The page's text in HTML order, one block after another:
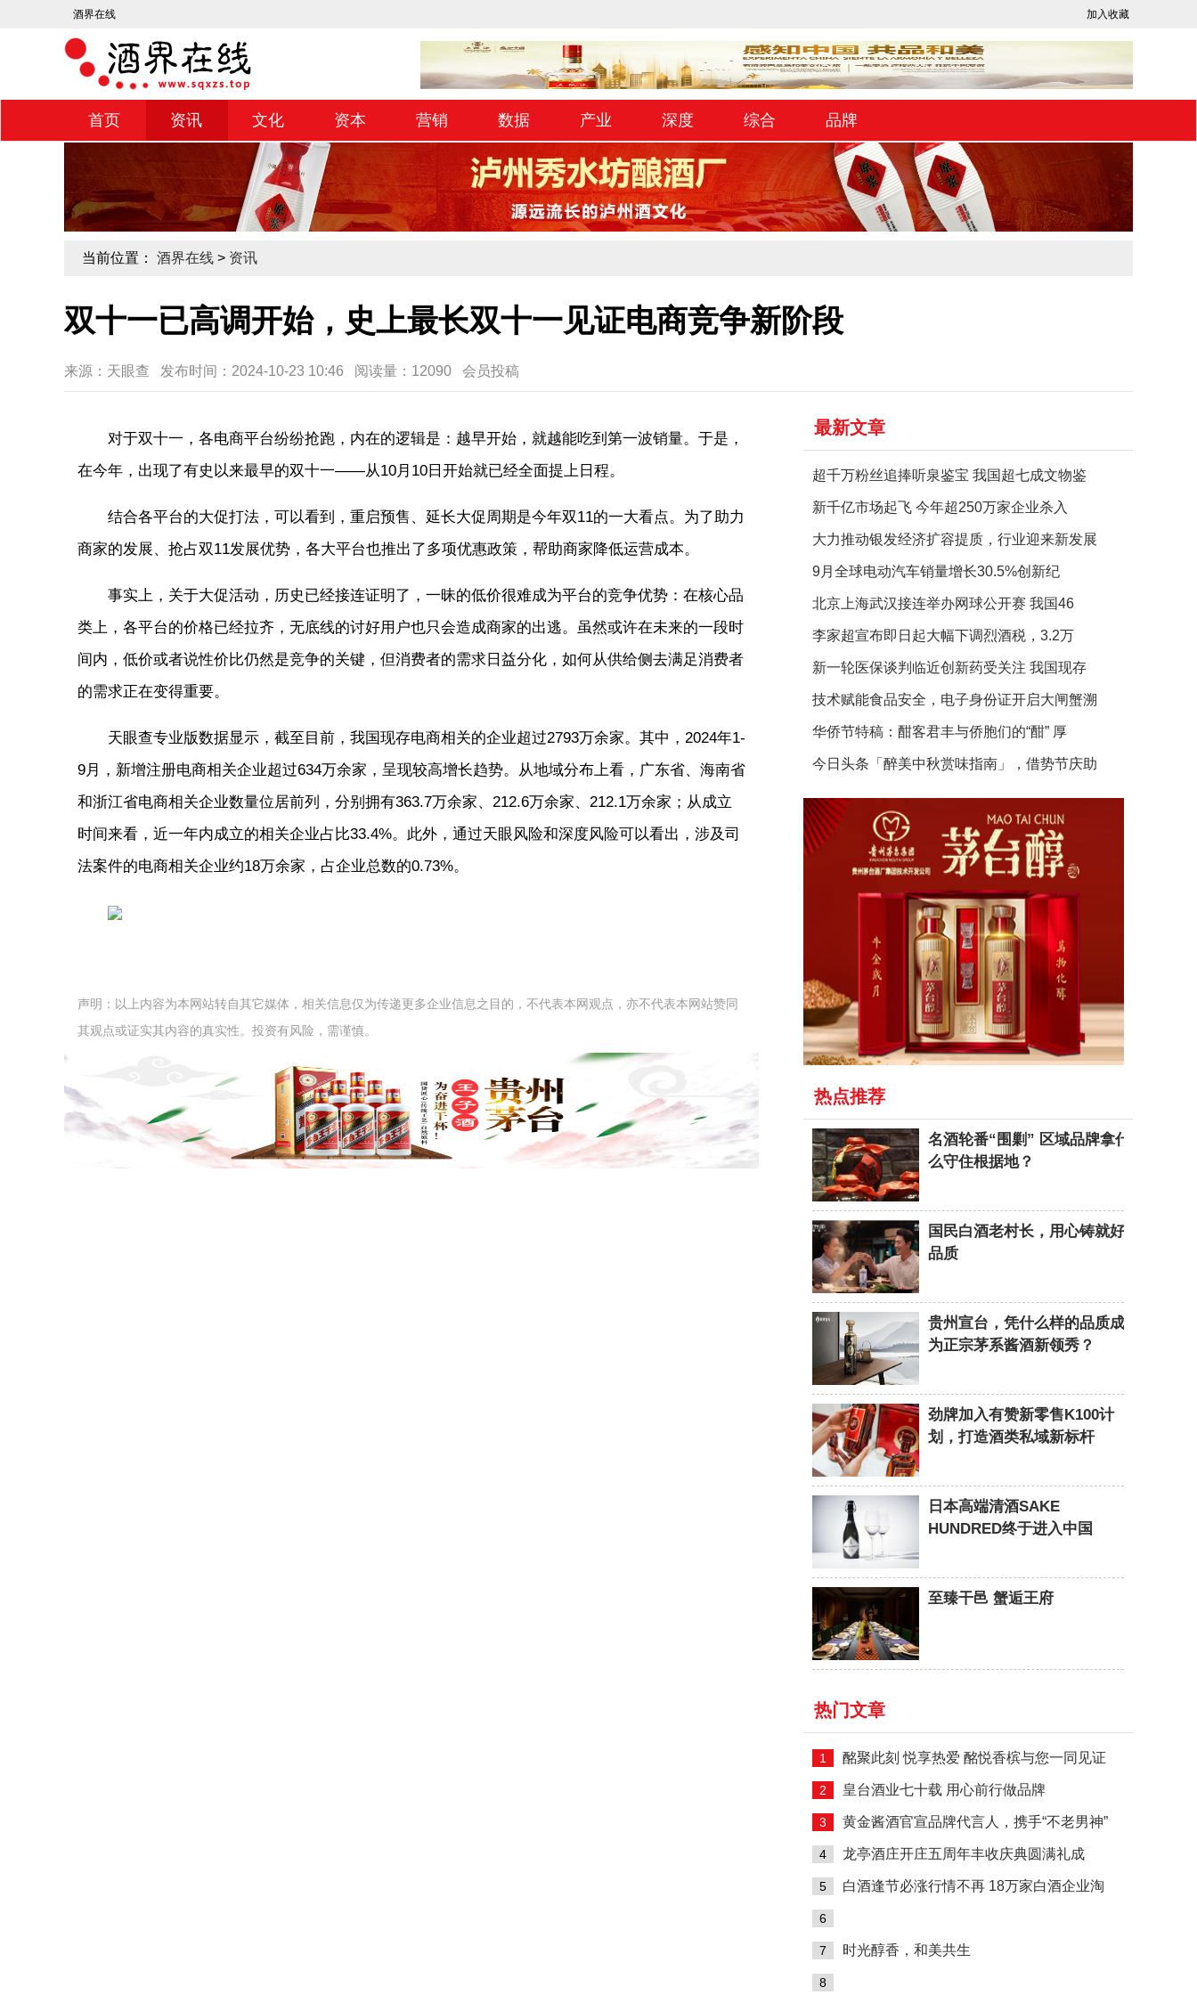
酒界在线 加入收藏
首页 资讯 文化 资本 营销 数据 产业 深度 综合 品牌
当前位置： 酒界在线 > 资讯
双十一已高调开始，史上最长双十一见证电商竞争新阶段
来源：天眼查 发布时间：2024-10-23 10:46 阅读量：12090 会员投稿
对于双十一，各电商平台纷纷抢跑，内在的逻辑是：越早开始，就越能吃到第一波销量。于是，
在今年，出现了有史以来最早的双十一——从10月10日开始就已经全面提上日程。
结合各平台的大促打法，可以看到，重启预售、延长大促周期是今年双11的一大看点。为了助力
商家的发展、抢占双11发展优势，各大平台也推出了多项优惠政策，帮助商家降低运营成本。
事实上，关于大促活动，历史已经接连证明了，一昧的低价很难成为平台的竞争优势：在核心品
类上，各平台的价格已经拉齐，无底线的讨好用户也只会造成商家的出逃。虽然或许在未来的一段时
间内，低价或者说性价比仍然是竞争的关键，但消费者的需求日益分化，如何从供给侧去满足消费者
的需求正在变得重要。
天眼查专业版数据显示，截至目前，我国现存电商相关的企业超过2793万余家。其中，2024年1-
9月，新增注册电商相关企业超过634万余家，呈现较高增长趋势。从地域分布上看，广东省、海南省
和浙江省电商相关企业数量位居前列，分别拥有363.7万余家、212.6万余家、212.1万余家；从成立
时间来看，近一年内成立的相关企业占比33.4%。此外，通过天眼风险和深度风险可以看出，涉及司
法案件的电商相关企业约18万余家，占企业总数的0.73%。
声明：以上内容为本网站转自其它媒体，相关信息仅为传递更多企业信息之目的，不代表本网观点，亦不代表本网站赞同
其观点或证实其内容的真实性。投资有风险，需谨慎。
最新文章
超千万粉丝追捧听泉鉴宝 我国超七成文物鉴
新千亿市场起飞 今年超250万家企业杀入
大力推动银发经济扩容提质，行业迎来新发展
9月全球电动汽车销量增长30.5%创新纪
北京上海武汉接连举办网球公开赛 我国46
李家超宣布即日起大幅下调烈酒税，3.2万
新一轮医保谈判临近创新药受关注 我国现存
技术赋能食品安全，电子身份证开启大闸蟹溯
华侨节特稿：酣客君丰与侨胞们的“酣” 厚
今日头条「醉美中秋赏味指南」，借势节庆助
热点推荐
名酒轮番“围剿” 区域品牌拿什
么守住根据地？
国民白酒老村长，用心铸就好
品质
贵州宣台，凭什么样的品质成
为正宗茅系酱酒新领秀？
劲牌加入有赞新零售K100计
划，打造酒类私域新标杆
日本高端清酒SAKE
HUNDRED终于进入中国
至臻干邑 蟹逅王府
热门文章
1 酩聚此刻 悦享热爱 酩悦香槟与您一同见证
2 皇台酒业七十载 用心前行做品牌
3 黄金酱酒官宣品牌代言人，携手“不老男神”
4 龙亭酒庄开庄五周年丰收庆典圆满礼成
5 白酒逢节必涨行情不再 18万家白酒企业淘
6
劲牌养生一号：健康养生市场持续增长，中式
7 时光醇香，和美共生
8